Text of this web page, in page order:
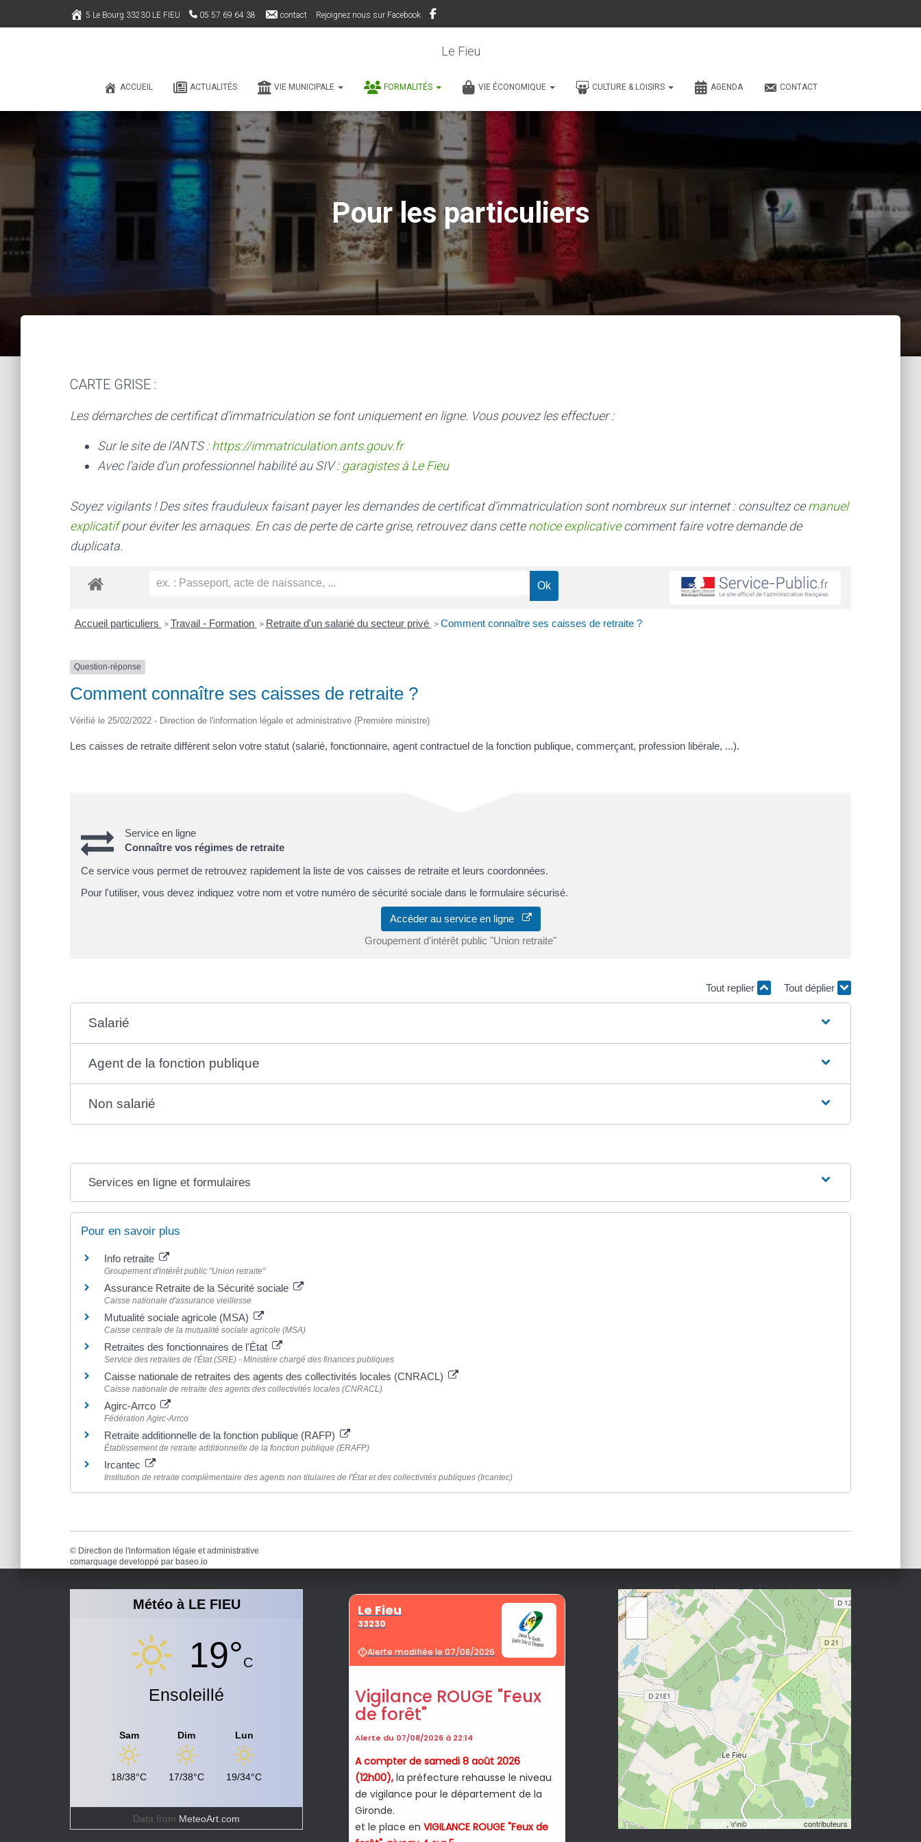
5 Le Bourg 33230 LE FIEU 05 57 69 64 38 contact Rejoignez nous sur Facebook
Le Fieu
ACCUEIL ACTUALITÉS VIE MUNICIPALE FORMALITÉS VIE ÉCONOMIQUE CULTURE & LOISIRS AGENDA CONTACT
Pour les particuliers
CARTE GRISE :
Les démarches de certificat d’immatriculation se font uniquement en ligne. Vous pouvez les effectuer :
Sur le site de l’ANTS :https://immatriculation.ants.gouv.fr
Avec l’aide d’un professionnel habilité au SIV : garagistes à Le Fieu
Soyez vigilants ! Des sites frauduleux faisant payer les demandes de certificat d’immatriculation sont nombreux sur internet : consultez cemanuel
explicatifpour éviter les arnaques. En cas de perte de carte grise, retrouvez dans cettenotice explicativecomment faire votre demande de
duplicata.
Accueil particuliers > Travail - Formation > Retraite d'un salarié du secteur privé > Comment connaître ses caisses de retraite ?
Question-réponse
Comment connaître ses caisses de retraite ?
Vérifié le 25/02/2022 - Direction de l'information légale et administrative (Première ministre)
Les caisses de retraite diffèrent selon votre statut (salarié, fonctionnaire, agent contractuel de la fonction publique, commerçant, profession libérale, ...).
Service en ligne
Connaître vos régimes de retraite
Ce service vous permet de retrouvez rapidement la liste de vos caisses de retraite et leurs coordonnées.
Pour l'utiliser, vous devez indiquez votre nom et votre numéro de sécurité sociale dans le formulaire sécurisé.
Accéder au service en ligne
Groupement d'intérêt public "Union retraite"
Tout replier Tout déplier
Salarié
Agent de la fonction publique
Non salarié
Services en ligne et formulaires
Pour en savoir plus
Info retraite
Groupement d'intérêt public "Union retraite"
Assurance Retraite de la Sécurité sociale
Caisse nationale d'assurance vieillesse
Mutualité sociale agricole (MSA)
Caisse centrale de la mutualité sociale agricole (MSA)
Retraites des fonctionnaires de l'État
Service des retraites de l'État (SRE) - Ministère chargé des finances publiques
Caisse nationale de retraites des agents des collectivités locales (CNRACL)
Caisse nationale de retraite des agents des collectivités locales (CNRACL)
Agirc-Arrco
Fédération Agirc-Arrco
Retraite additionnelle de la fonction publique (RAFP)
Établissement de retraite additionnelle de la fonction publique (ERAFP)
Ircantec
Institution de retraite complémentaire des agents non titulaires de l'État et des collectivités publiques (Ircantec)
© Direction de l'information légale et administrative
comarquage developpé par baseo.io
Météo à LE FIEU
19°C
Ensoleillé
Sam
18/38°C
Dim
17/38°C
Lun
19/34°C
Data from MeteoArt.com
+
Leaflet, \r\n© OpenStreetMap contributeurs